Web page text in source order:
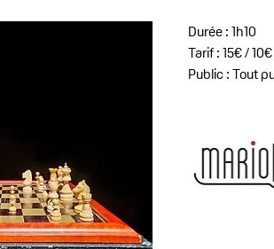
Durée : 1h10
Tarif : 15€ /
Public : Tout